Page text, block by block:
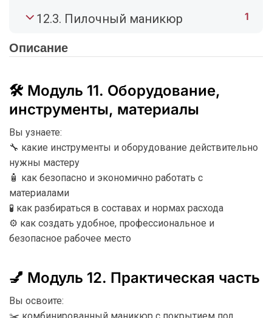
12.3. Пилочный маникюр 1
Описание
🛠️ Модуль 11. Оборудование,
инструменты, материалы
Вы узнаете:
🔧 какие инструменты и оборудование действительно
нужны мастеру
🧴 как безопасно и экономично работать с
материалами
🧪 как разбираться в составах и нормах расхода
⚙️ как создать удобное, профессиональное и
безопасное рабочее место
💅 Модуль 12. Практическая часть
Вы освоите: